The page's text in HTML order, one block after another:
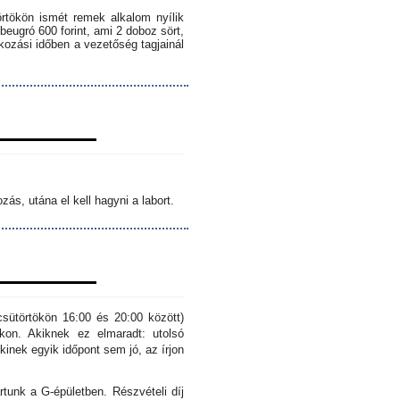
ismét remek alkalom nyílik
600 forint, ami 2 doboz sört,
időben a vezetőség tagjainál
utána el kell hagyni a labort.
16:00 és 20:00 között)
Akiknek ez elmaradt: utolsó
egyik időpont sem jó, az írjon
a G-épületben. Részvételi díj